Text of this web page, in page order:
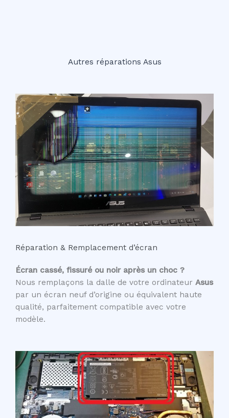
Autres réparations Asus
Réparation & Remplacement d’écran
Écran cassé, fissuré ou noir après un choc ?
Nous remplaçons la dalle de votre ordinateur Asus
par un écran neuf d’origine ou équivalent haute
qualité, parfaitement compatible avec votre
modèle.